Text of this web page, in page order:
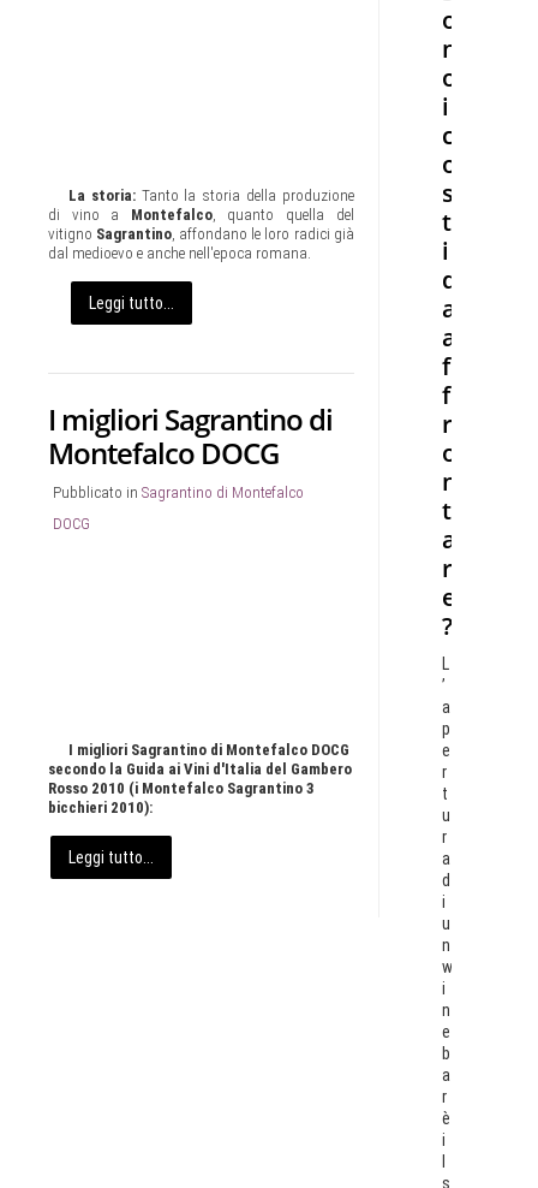
La storia:Tanto la storia della produzione
di vino a Montefalco, quanto quella del
vitigno Sagrantino, affondano le loro radici già
dal medioevo e anche nell'epoca romana.
Leggi tutto...
I migliori Sagrantino di
Montefalco DOCG
Pubblicato in Sagrantino di Montefalco
DOCG
I migliori Sagrantino di Montefalco DOCG
secondo la Guida ai Vini d'Italia del Gambero
Rosso 2010 (i Montefalco Sagrantino 3
bicchieri 2010):
Leggi tutto...
o
n
o
i
c
o
s
t
i
d
a
a
f
f
r
o
n
t
a
r
e
?
L
’
a
p
e
r
t
u
r
a
d
i
u
n
w
i
n
e
b
a
r
è
i
s